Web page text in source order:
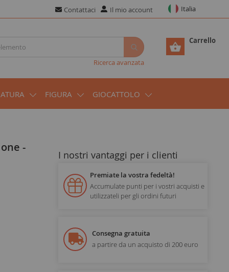
Contattaci Il mio account Italia
Carrello
Ricerca avanzata
FIGURA GIOCATTOLO
I nostri vantaggi per i clienti
Premiate la vostra fedeltà!
Accumulate punti per i vostri acquisti e
utilizzateli per gli ordini futuri
Consegna gratuita
a partire da un acquisto di 200 euro